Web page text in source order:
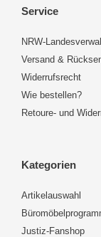
Service
NRW-
Versand &
Widerrufsrecht
Wie bestellen?
Retoure- und
Kategorien
Artikelauswahl
Justiz-Fanshop